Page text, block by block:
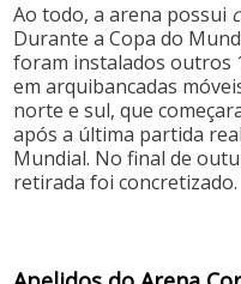
Ao todo, a arena possui
Durante a Copa do
foram instalados outros
em arquibancadas
norte e sul, que
após a última partida
Mundial. No final de
retirada foi concretizado.